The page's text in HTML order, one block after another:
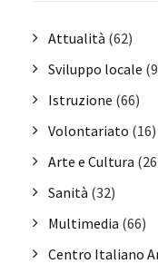
Attualità (62)
Sviluppo locale
Istruzione (66)
Volontariato (16)
Arte e Cultura
Sanità (32)
Multimedia (66)
Centro Italiano